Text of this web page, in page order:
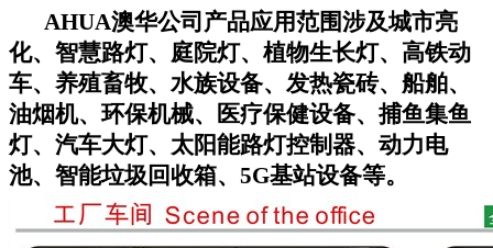
AHUA澳华公司 产品应用范围涉及城市亮
化、智慧路灯、庭院灯、植物生长灯、高铁动
车、养殖畜牧、水族设备、发热瓷砖、船舶、
油烟机、环保机械、医疗保健设备、捕鱼集鱼
灯、汽车大灯、太阳能路灯控制器、动力电
池、智能垃圾回收箱、5G基站设备等。